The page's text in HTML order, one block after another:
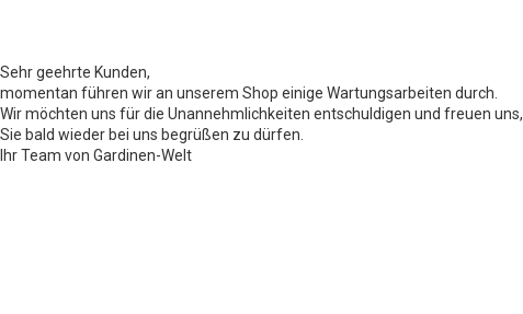
Sehr geehrte Kunden,
momentan führen wir an unserem Shop einige Wartungsarbeiten durch.
Wir möchten uns für die Unannehmlichkeiten entschuldigen und freuen uns,
Sie bald wieder bei uns begrüßen zu dürfen.
Ihr Team von Gardinen-Welt